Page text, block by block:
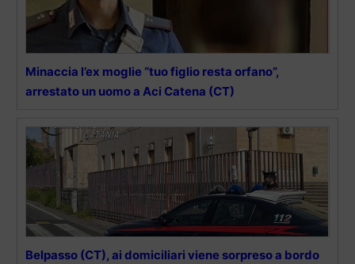
Minaccia l’ex moglie “tuo figlio resta orfano”,
arrestato un uomo a Aci Catena (CT)
Belpasso (CT), ai domiciliari viene sorpreso a bordo